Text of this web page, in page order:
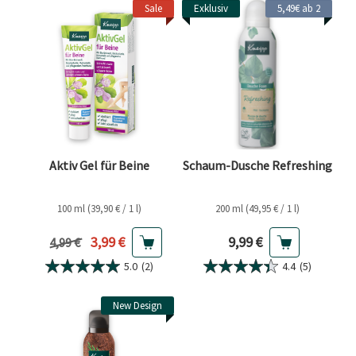
Sale
Aktiv Gel für Beine
100 ml (39,90 € / 1 l)
Vorheriger Preis
4,99 € Aktueller Preis
3,99 €
5.0 (2)
5,49€ ab 2
Exklusiv
Schaum-Dusche Refreshing
200 ml (49,95 € / 1 l)
Aktueller Preis
9,99 €
4.4 (5)
New Design